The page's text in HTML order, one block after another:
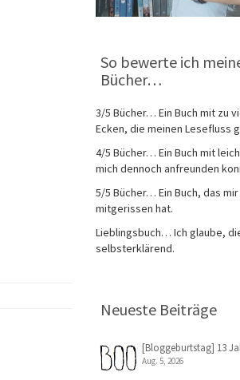
So bewerte ich
Bücher…
3/5 Bücher… Ein Buch mit zu
Ecken, die meinen Lesefluss
4/5 Bücher… Ein Buch mit
mich dennoch anfreunden
5/5 Bücher… Ein Buch, das
mitgerissen hat.
Lieblingsbuch… Ich glaube,
selbsterklärend.
Neueste Beiträge
[Bloggeburtstag] 13
Aug. 5, 2026